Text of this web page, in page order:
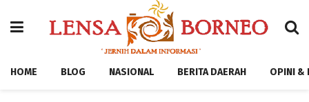
HOME BLOG NASIONAL BERITA DAERAH OPINI &